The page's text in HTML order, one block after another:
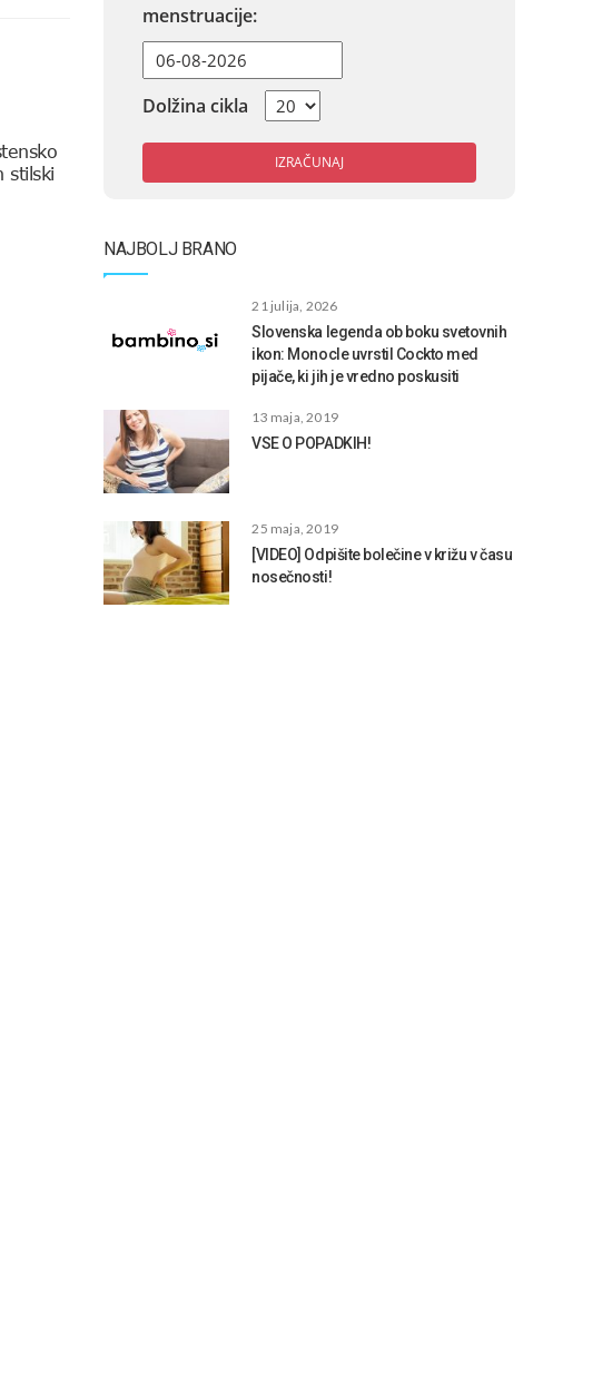
stilski
menstruacije:
Dolžina cikla
IZRAČUNAJ
NAJBOLJ BRANO
21 julija, 2026
Slovenska legenda ob boku svetovnih
ikon: Monocle uvrstil Cockto med
pijače, ki jih je vredno poskusiti
13 maja, 2019
VSE O POPADKIH!
25 maja, 2019
[VIDEO] Odpišite bolečine v križu v času
nosečnosti!